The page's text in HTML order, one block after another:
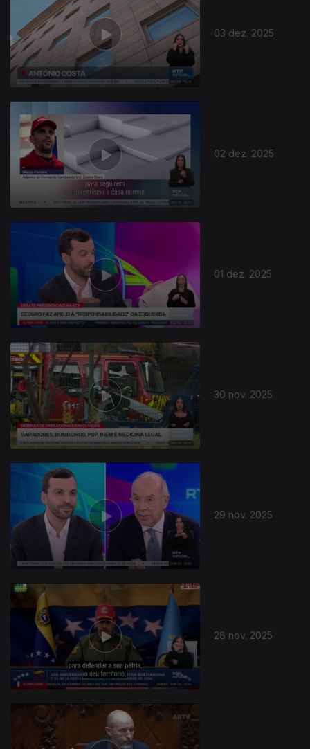
03 dez. 2025
02 dez. 2025
01 dez. 2025
30 nov. 2025
29 nov. 2025
28 nov. 2025